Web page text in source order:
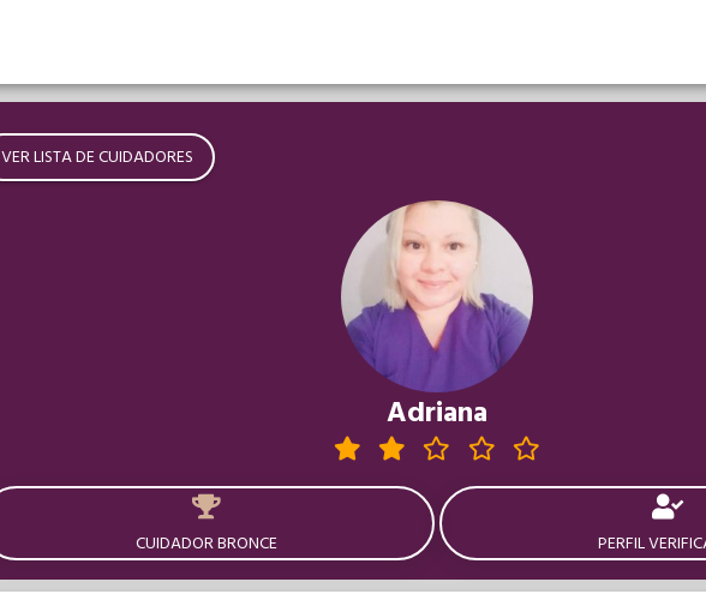
VER LISTA DE CUIDADORES
Adriana
CUIDADOR BRONCE PERFIL